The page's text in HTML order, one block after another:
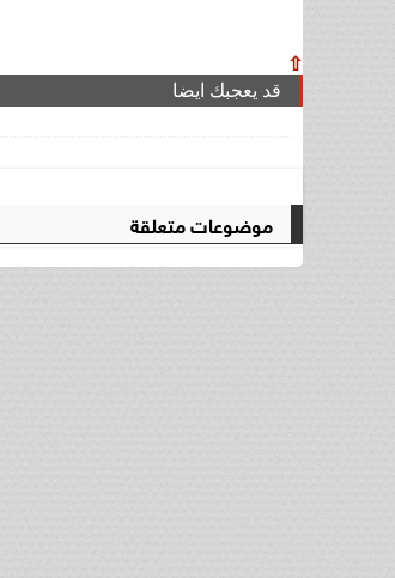
⇧
قد يعجبك ايضا
موضوعات متعلقة